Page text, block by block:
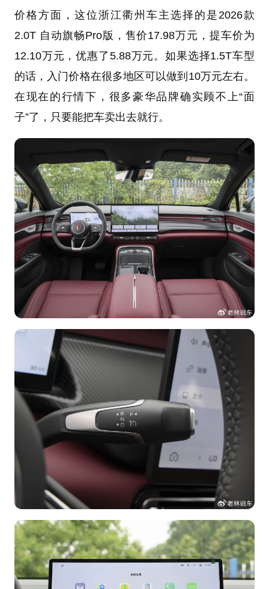
价格方面，这位浙江衢州车主选择的是2026款
2.0T 自动旗畅Pro版，售价17.98万元，提车价为
12.10万元，优惠了5.88万元。如果选择1.5T车型
的话，入门价格在很多地区可以做到10万元左右。
在现在的行情下，很多豪华品牌确实顾不上“面
子”了，只要能把车卖出去就行。